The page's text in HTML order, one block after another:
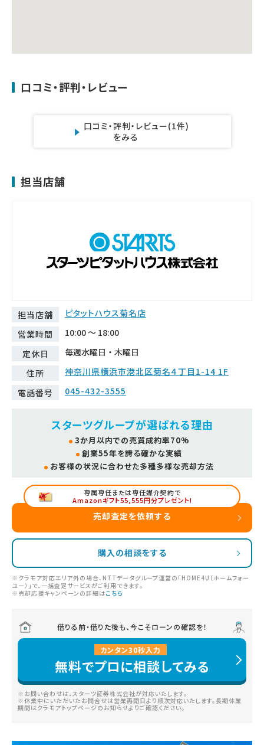
口コミ・評判・レビュー
口コミ・評判・レビュー
をみる
(1件)
担当店舗
担当店舗
ピタットハウス菊名店
営業時間
10:00 ～ 18:00
定休日
毎週水曜日・木曜日
住所
神奈川県横浜市港北区菊名４丁目1-14 1F
電話番号
045-432-3555
スターツグループが選ばれる理由
3か月以内での売買成約率70%
創業55年を誇る確かな実績
お客様の状況に合わせた多種多様な売却方法
専属専任または専任媒介契約で
Amazonギフト55,555円分プレゼント!
売却査定を依頼する
購入の相談をする
※クラモア対応エリア外の場合、NTTデータグループ運営の「HOME4U（ホームフォー
ユー）」で、一括査定サービスがご利用できます。
※売却応援キャンペーンの詳細はこちら
借りる前・借りた後も、今こそローンの確認を！
カンタン30秒入力
無料でプロに相談してみる
※お問い合わせは、スターツ証券株式会社が対応いたします。
※休業中にいただいたお問合せは営業再開日より順次対応いたします。長期休業
期間はクラモアトップページのお知らせよりご確認ください。